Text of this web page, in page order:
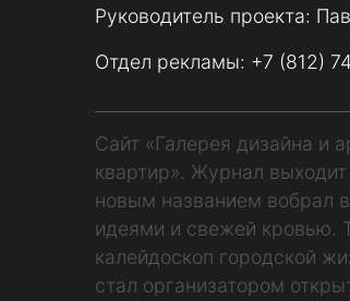
Руководитель проекта:
Отдел рекламы: +7 (812)
Сайт «Галерея дизайна и
квартир». Журнал
новым названием вобрал
идеями и свежей кровью.
калейдоскоп городской
стал организатором